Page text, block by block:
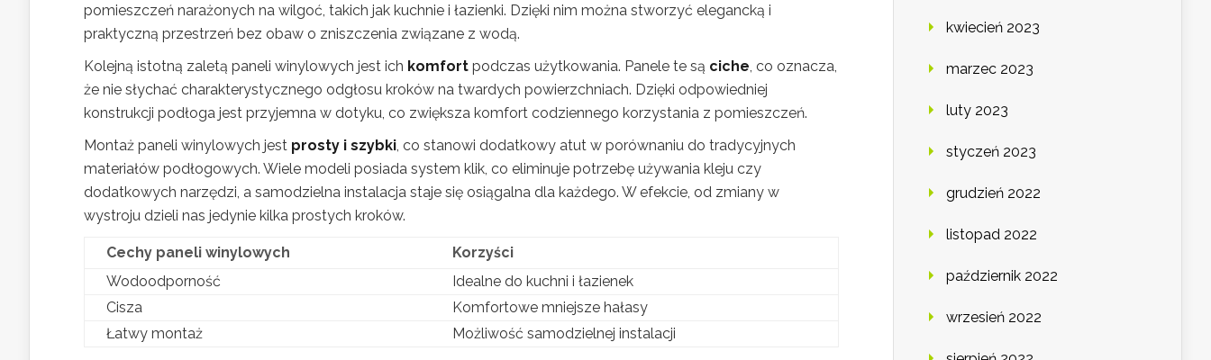
pomieszczeń narażonych na wilgoć, takich jak kuchnie i łazienki. Dzięki nim można stworzyć elegancką i
praktyczną przestrzeń bez obaw o zniszczenia związane z wodą.
Kolejną istotną zaletą paneli winylowych jest ich komfort podczas użytkowania. Panele te są ciche, co oznacza,
że nie słychać charakterystycznego odgłosu kroków na twardych powierzchniach. Dzięki odpowiedniej
konstrukcji podłoga jest przyjemna w dotyku, co zwiększa komfort codziennego korzystania z pomieszczeń.
Montaż paneli winylowych jest prosty i szybki, co stanowi dodatkowy atut w porównaniu do tradycyjnych
materiałów podłogowych. Wiele modeli posiada system klik, co eliminuje potrzebę używania kleju czy
dodatkowych narzędzi, a samodzielna instalacja staje się osiągalna dla każdego. W efekcie, od zmiany w
wystroju dzieli nas jedynie kilka prostych kroków.
Cechy paneli winylowych
Korzyści
Wodoodporność
Idealne do kuchni i łazienek
Cisza
Komfortowe mniejsze hałasy
Łatwy montaż
Możliwość samodzielnej instalacji
kwiecień 2023
marzec 2023
luty 2023
styczeń 2023
grudzień 2022
listopad 2022
październik 2022
wrzesień 2022